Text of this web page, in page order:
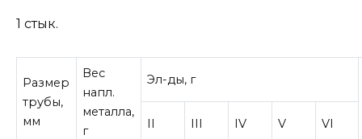
1 стык.
Размер
трубы,
мм
Вес
напл.
металла,
г
Эл-ды, г
II III IV V VI